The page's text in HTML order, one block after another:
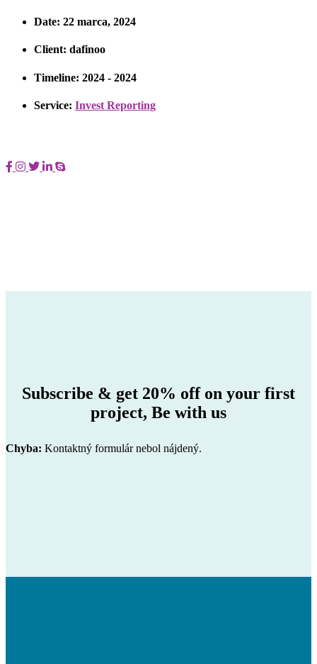
Date: 22 marca, 2024
Client: dafinoo
Timeline: 2024 - 2024
Service: Invest Reporting
Subscribe & get 20% off on your first
project, Be with us
Chyba: Kontaktný formulár nebol nájdený.